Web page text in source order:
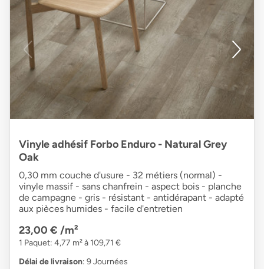
Vinyle adhésif Forbo Enduro - Natural Grey
Oak
0,30 mm couche d'usure - 32 métiers (normal) -
vinyle massif - sans chanfrein - aspect bois - planche
de campagne - gris - résistant - antidérapant - adapté
aux pièces humides - facile d'entretien
23,00 € /m²
1 Paquet: 4,77 m² à 109,71 €
Délai de livraison: 9 Journées